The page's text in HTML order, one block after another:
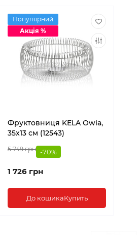
Популярний
Акція %
Фруктовниця KELA Owia,
35x13 см (12543)
5 749 грн -70%
1 726 грн
До кошикаКупить